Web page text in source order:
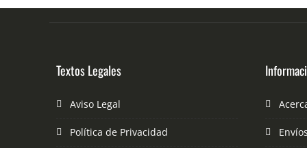
Textos Legales
Aviso Legal
Política de Privacidad